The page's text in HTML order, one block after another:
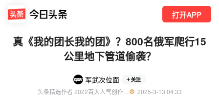
打开APP
真《我的团长我的团》？800名俄军爬行15
公里地下管道偷袭？
军武次位面 关注
头条精选作者 2022百大人气创作者 知名军事领域创作者
  2025-3-13 04:33